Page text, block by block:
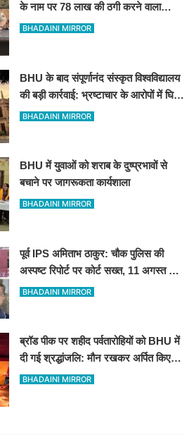
के नाम पर 78 लाख की ठगी करने वाला
शातिर मुंबई से गिरफ्तार
BHADAINI MIRROR
BHU के बाद संपूर्णानंद संस्कृत विश्वविद्यालय
की बड़ी कार्रवाई: भ्रष्टाचार के आरोपों में घिरे
प्रो. ब्रजभूषण ओझा सभी निकायों से
BHADAINI MIRROR
BHU में युवाओं को शराब के दुष्प्रभावों से
बचाने पर जागरूकता कार्यशाला
BHADAINI MIRROR
पूर्व IPS अमिताभ ठाकुर: चौक पुलिस की
अस्पष्ट रिपोर्ट पर कोर्ट सख्त, 11 अगस्त को
मांगी स्पष्ट जांच आख्या
BHADAINI MIRROR
ब्रॉड पीक पर शहीद पर्वतारोहियों को BHU में
दी गई श्रद्धांजलि: मौन रखकर अर्पित किए
पुष्प
BHADAINI MIRROR